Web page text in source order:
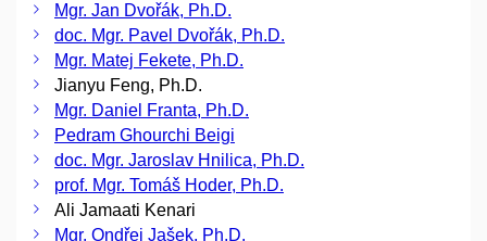
Mgr. Jan Dvořák, Ph.D.
doc. Mgr. Pavel Dvořák, Ph.D.
Mgr. Matej Fekete, Ph.D.
Jianyu Feng, Ph.D.
Mgr. Daniel Franta, Ph.D.
Pedram Ghourchi Beigi
doc. Mgr. Jaroslav Hnilica, Ph.D.
prof. Mgr. Tomáš Hoder, Ph.D.
Ali Jamaati Kenari
Mgr. Ondřej Jašek, Ph.D.